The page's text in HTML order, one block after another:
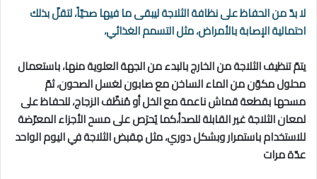
لا بدّ من الحفاظ على نظافة الثلاجة ليبقى ما فيها صحيّاً، لتقلّ بذلك
احتمالية الإصابة بالأمراض، مثل التسمم الغذائي،
يتمّ تنظيف الثلاجة من الخارج بالبدء من الجهة العلوية منها، باستعمال
محلول مكوّن من الماء الساخن مع صابون لغسل الصحون، ثمّ
مسحها بقطعة قماش ناعمة مع الخل أو مُنظّف الزجاج، للحفاظ على
لمعان الثلاجة غير القابلة للصدأ،كما يُحرَص على مسح الأجزاء المعرّضة
للاستخدام باستمرار وبشكل دوري، مثل مِقبض الثلاجة في اليوم الواحد
عدّة مرات